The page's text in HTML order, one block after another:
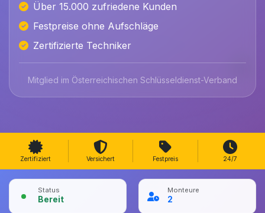
Über 15.000 zufriedene Kunden
Festpreise ohne Aufschläge
Zertifizierte Techniker
Mitglied im Österreichischen Schlüsseldienst-Verband
Zertifiziert Versichert Festpreis 24/7
Status
Bereit
Monteure
2